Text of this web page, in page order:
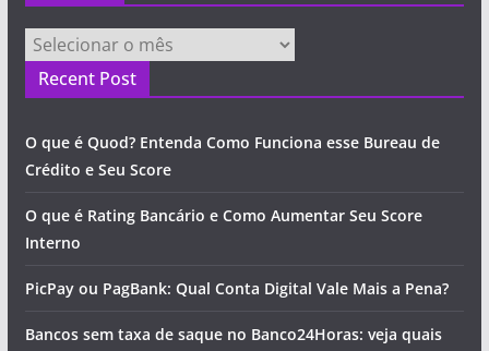
Arquivos
Recent Post
O que é Quod? Entenda Como Funciona esse Bureau de
Crédito e Seu Score
O que é Rating Bancário e Como Aumentar Seu Score
Interno
PicPay ou PagBank: Qual Conta Digital Vale Mais a Pena?
Bancos sem taxa de saque no Banco24Horas: veja quais